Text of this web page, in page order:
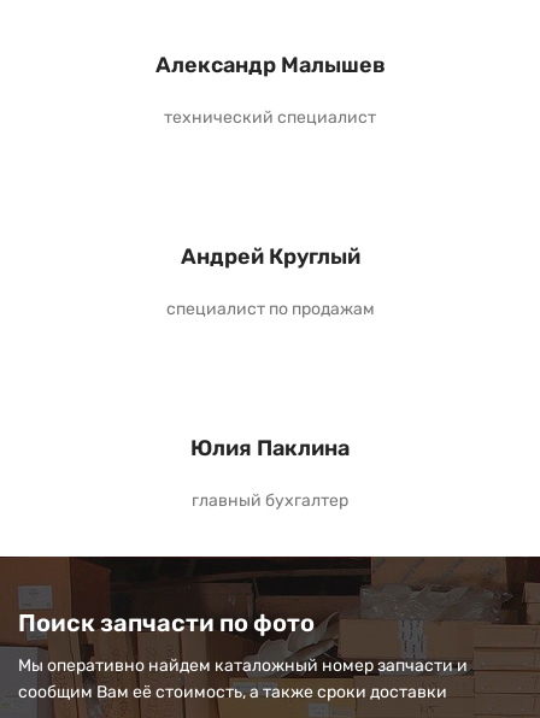
Александр Малышев
технический специалист
Андрей Круглый
специалист по продажам
Юлия Паклина
главный бухгалтер
Поиск запчасти по фото
Мы оперативно найдем каталожный номер запчасти и
сообщим Вам её стоимость, а также сроки доставки